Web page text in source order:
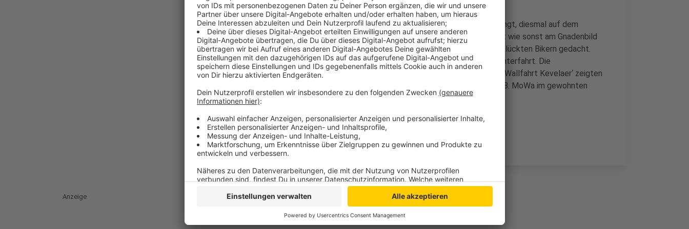
Bei ihrer Ankunft am Samstag wurden sie mit Weihwasser besprengt, diesmal auf dem
Basilikaparkplatz, weil die Motorräder wegen einer Baustelle nicht wie sonst am Gnadenbild
vorbeifahren konnten. Bei einer Andacht wurde den tödlich verunglückten Bikern gedacht.
Samstagabends gab es noch die tradionelle und gemeinsame Lichterfahrt. Die
Wallfahrtsleitung und die Mitglieder des Vereins ,Motorradfahrer-Wallfahrt Kevelaer‘ zeigten
sich zufrieden, dass das neue Konzept aufgegangen sei und die 38. MoWa im gewohnten
Ablauf stattfinden konnte.
Anzeige
Anzeige